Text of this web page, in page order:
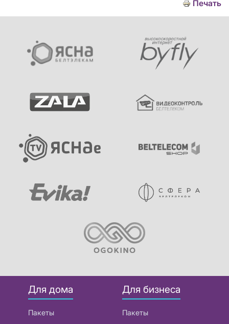
Печать
Для дома
Пакеты
Для бизнеса
Пакеты